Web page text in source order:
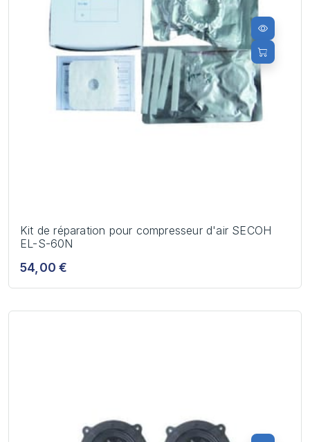
Kit de réparation pour compresseur d'air SECOH
EL-S-60N
54,00 €